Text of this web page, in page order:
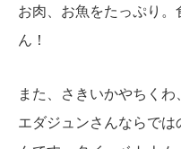
お肉、お魚をたっぷり。
ん！
また、さきいかやちく
エダジュンさんならでは